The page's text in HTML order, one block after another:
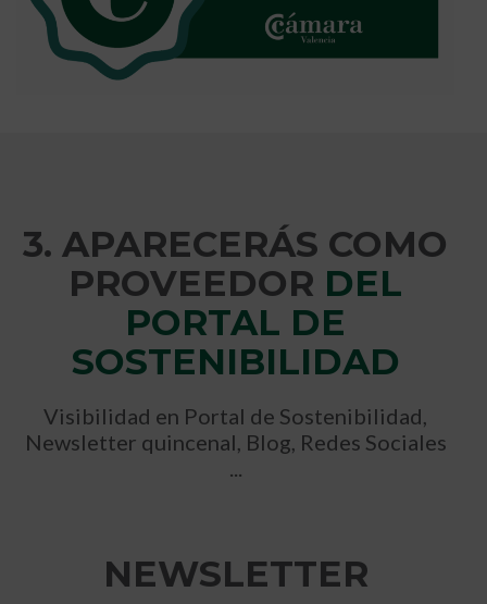
3. APARECERÁS COMO
PROVEEDOR DEL
PORTAL DE
SOSTENIBILIDAD
Visibilidad en Portal de Sostenibilidad,
Newsletter quincenal, Blog, Redes Sociales
NEWSLETTER